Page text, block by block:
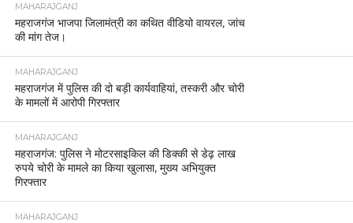
MAHARAJGANJ
महराजगंज भाजपा जिलामंत्री का कथित वीडियो वायरल, जांच
की मांग तेज।
MAHARAJGANJ
महराजगंज में पुलिस की दो बड़ी कार्यवाहियां, तस्करी और चोरी
के मामलों में आरोपी गिरफ्तार
MAHARAJGANJ
महराजगंज: पुलिस ने मोटरसाइकिल की डिक्की से डेढ़ लाख
रुपये चोरी के मामले का किया खुलासा, मुख्य अभियुक्त
गिरफ्तार
MAHARAJGANJ